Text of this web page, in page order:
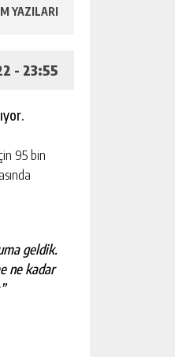
YAZILARI
- 23:55
95 bin
geldik.
ne kadar